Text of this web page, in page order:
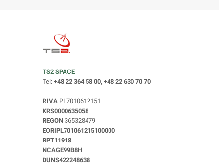
TS2 SPACE
Tel: +48 22 364 58 00, +48 22 630 70 70
P.IVA PL7010612151
KRS0000635058
REGON 365328479
EORIPL701061215100000
RPT11918
NCAGE99B8H
DUNS422248638